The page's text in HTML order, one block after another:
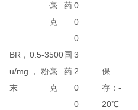
毫
克
药 0
0
0
BR，0.5-3
u/mg，粉
末
500
毫
克
国
药
3
2
0
0
保
存：-
20℃